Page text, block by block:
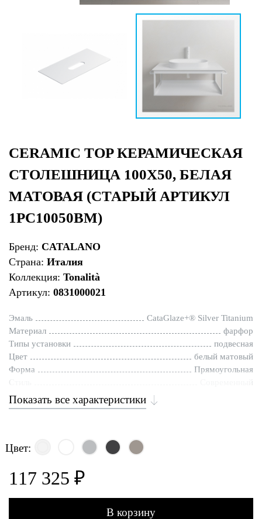
CERAMIC TOP КЕРАМИЧЕСКАЯ
СТОЛЕШНИЦА 100Х50, БЕЛАЯ
МАТОВАЯ (СТАРЫЙ АРТИКУЛ
1PC10050BM)
Бренд: CATALANO
Страна: Италия
Коллекция: Tonalità
Артикул: 0831000021
Эмаль
CataGlaze+® Silver Titanium
Материал
фарфор
Типы установки
подвесная
Цвет
белый матовый
Форма
Прямоугольная
Стиль
Современный
Показать все характеристики
Цвет:
117 325 ₽
В корзину